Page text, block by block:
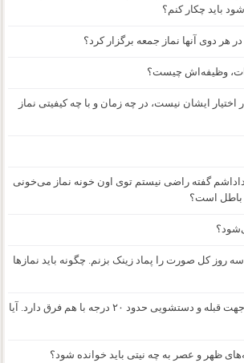
باید چکار کنم؟
وظیفه‌اش چیست؟
ایشان نیست، در چه زمان و با چه کیفیتی نماز
گفته راضی نیستم توی اون خونه نماز می‌خونی
باطل است؟
روز کل صورت را پماد زینک بزنم. چگونه باید نمازها
ما در خارج از کشور خانه‌ای رهن کرده‌ایم و بعد از جابجایی متوجه شدیم جهت قبله و دستشویی حدود ۲۰ درجه با هم فرق دارد. آیا
ظهر و عصر به چه نیتی باید خوانده شود؟